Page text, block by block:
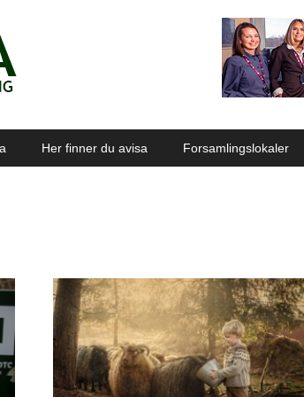
Her finner du avisa Forsamlingslokaler